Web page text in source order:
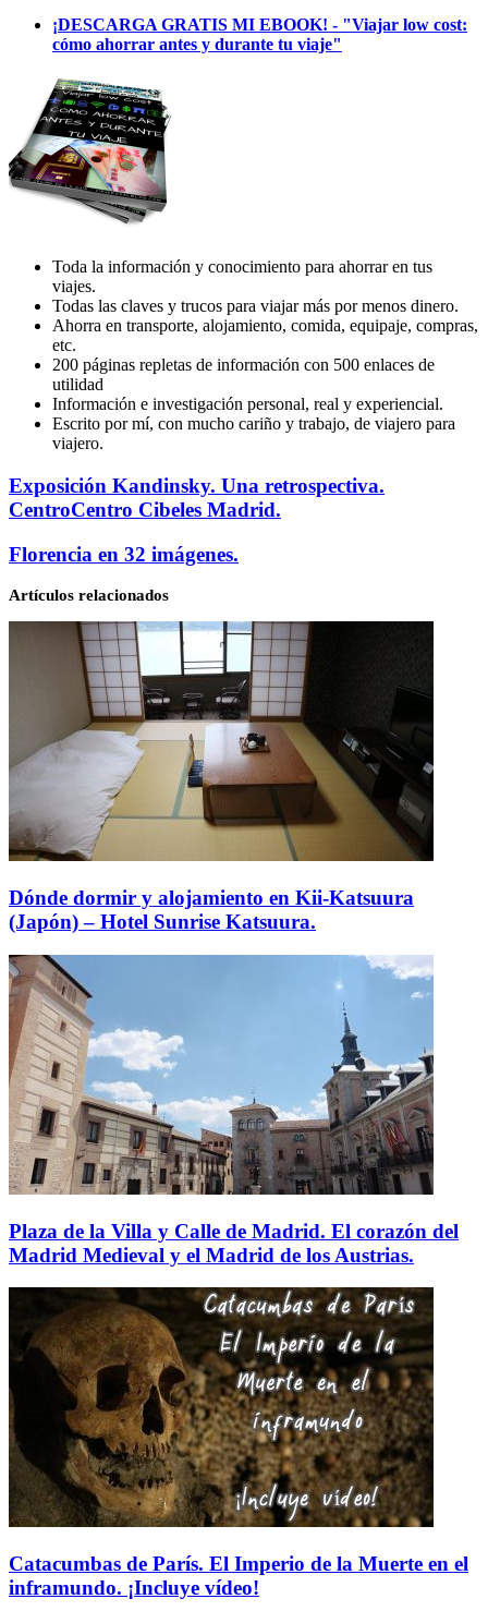
¡DESCARGA GRATIS MI EBOOK! - "Viajar low cost:
cómo ahorrar antes y durante tu viaje"
Toda la información y conocimiento para ahorrar en tus
viajes.
Todas las claves y trucos para viajar más por menos dinero.
Ahorra en transporte, alojamiento, comida, equipaje, compras,
etc.
200 páginas repletas de información con 500 enlaces de
utilidad
Información e investigación personal, real y experiencial.
Escrito por mí, con mucho cariño y trabajo, de viajero para
viajero.
Exposición
Kandinsky.
Una
CentroCentro
Madrid.
Exposición Kandinsky. Una retrospectiva.
CentroCentro Cibeles Madrid.
Florencia
32
Florencia en 32 imágenes.
Artículos relacionados
Dónde dormir y alojamiento en Kii-Katsuura
(Japón) – Hotel Sunrise Katsuura.
Plaza de la Villa y Calle de Madrid. El corazón del
Madrid Medieval y el Madrid de los Austrias.
Catacumbas de París. El Imperio de la Muerte en el
inframundo. ¡Incluye vídeo!